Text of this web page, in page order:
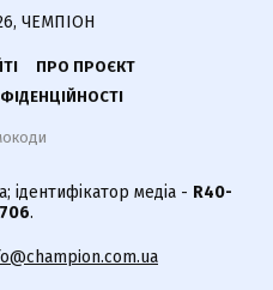
ЧЕМПІОН
ПРО ПРОЄКТ
ідентифікатор медіа - R40-
.